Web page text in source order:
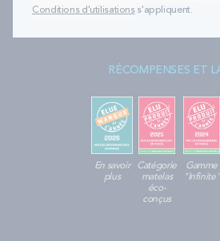
Conditions d'utilisationss'appliquent.
RÉCOMPENSES ET
En savoir
plus
Catégorie
matelas
éco-
conçus
Gamme
"Infinite"